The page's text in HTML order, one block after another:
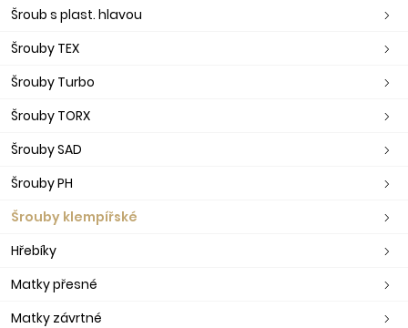
Šroub s plast. hlavou
Šrouby TEX
Šrouby Turbo
Šrouby TORX
Šrouby SAD
Šrouby PH
Šrouby klempířské
Hřebíky
Matky přesné
Matky závrtné